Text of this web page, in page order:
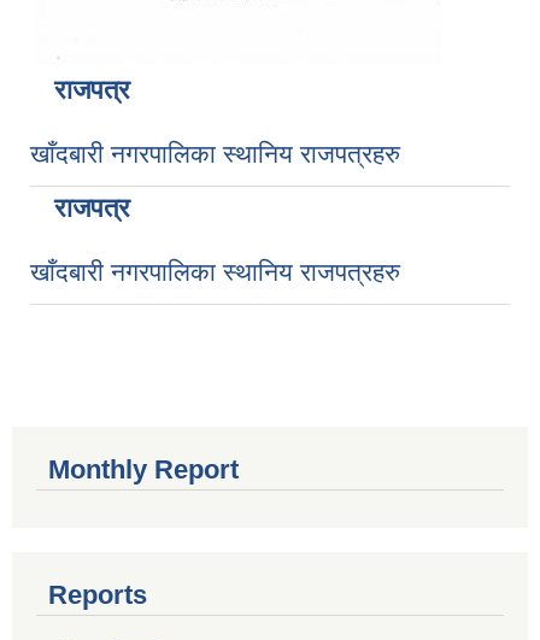
राजपत्र
खाँदबारी नगरपालिका स्थानिय राजपत्रहरु
राजपत्र
खाँदबारी नगरपालिका स्थानिय राजपत्रहरु
Monthly Report
Reports